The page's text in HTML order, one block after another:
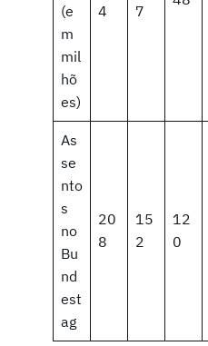
(e
m
mil
hõ
es)
4
7
As
se
nto
s
no
Bu
nd
est
ag
20
8
15
2
12
0